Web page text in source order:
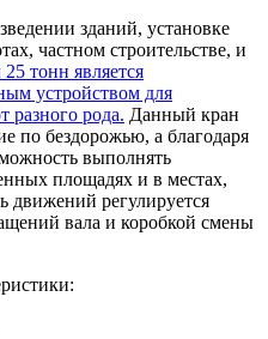
зданий, установке
частном строительстве, и
тонн является
устройством для
разного рода. Данный кран
по бездорожью, а благодаря
выполнять
площадях и в местах,
движений регулируется
вала и коробкой смены